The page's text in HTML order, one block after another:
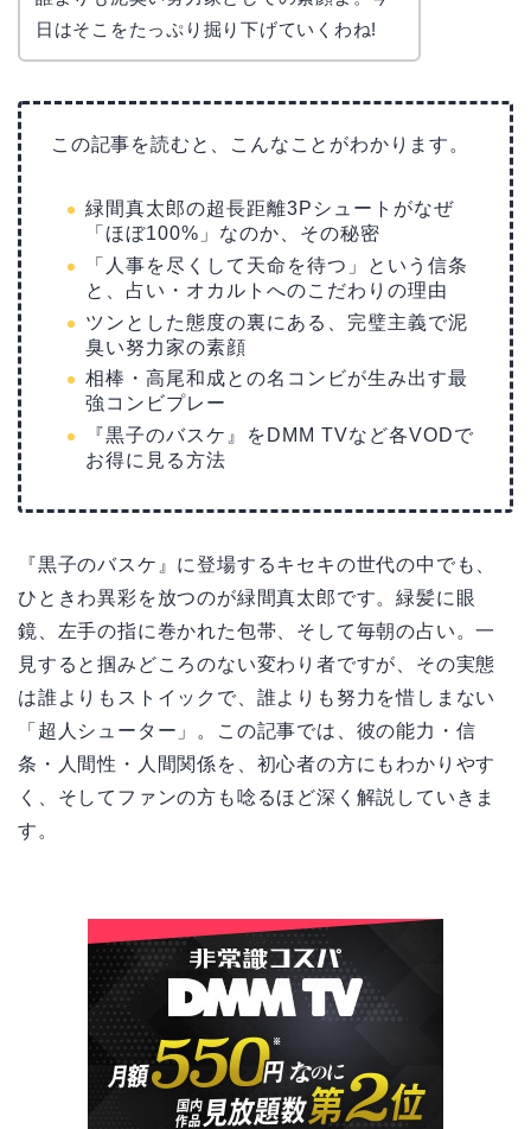
日はそこをたっぷり掘り下げていくわね!
この記事を読むと、こんなことがわかります。
緑間真太郎の超長距離3Pシュートがなぜ
「ほぼ100%」なのか、その秘密
「人事を尽くして天命を待つ」という信条
と、占い・オカルトへのこだわりの理由
ツンとした態度の裏にある、完璧主義で泥
臭い努力家の素顔
相棒・高尾和成との名コンビが生み出す最
強コンビプレー
『黒子のバスケ』をDMM TVなど各VODで
お得に見る方法
『黒子のバスケ』に登場するキセキの世代の中でも、
ひときわ異彩を放つのが緑間真太郎です。緑髪に眼
鏡、左手の指に巻かれた包帯、そして毎朝の占い。一
見すると掴みどころのない変わり者ですが、その実態
は誰よりもストイックで、誰よりも努力を惜しまない
「超人シューター」。この記事では、彼の能力・信
条・人間性・人間関係を、初心者の方にもわかりやす
く、そしてファンの方も唸るほど深く解説していきま
す。